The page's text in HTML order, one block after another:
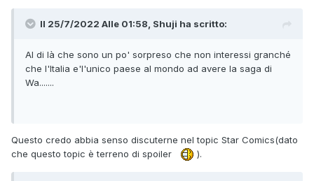
Il 25/7/2022 Alle 01:58, Shuji ha scritto:
Al di là che sono un po' sorpreso che non interessi granché
che l'Italia e'l'unico paese al mondo ad avere la saga di
Wa.......
Questo credo abbia senso discuterne nel topic Star Comics(dato
che questo topic è terreno di spoiler
).